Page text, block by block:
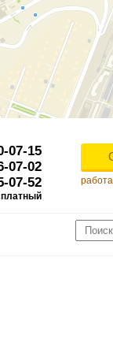
корректной работы Raster
07-15
07-02
07-52